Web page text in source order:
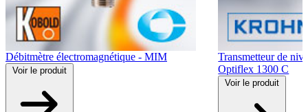
Débitmètre électromagnétique - MIM
Voir le produit
Transmetteur de
Optiflex 1300 C
Voir le produit